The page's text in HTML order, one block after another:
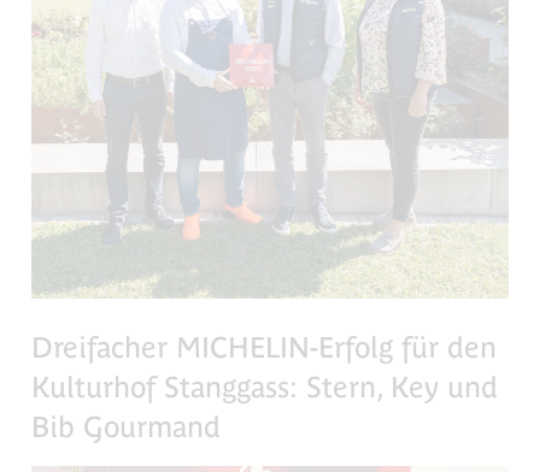
Dreifacher MICHELIN-Erfolg für den
Kulturhof Stanggass: Stern, Key und
Bib Gourmand